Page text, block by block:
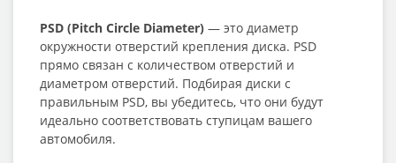
PSD (Pitch Circle Diameter) — это диаметр
окружности отверстий крепления диска. PSD
прямо связан с количеством отверстий и
диаметром отверстий. Подбирая диски с
правильным PSD, вы убедитесь, что они будут
идеально соответствовать ступицам вашего
автомобиля.